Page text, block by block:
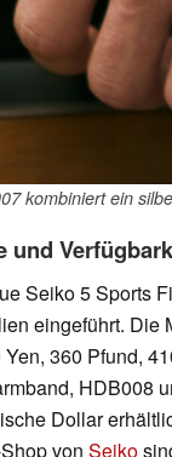
kombiniert ein
und
Seiko 5 Sports
eingeführt. Die
360 Pfund,
HDB008
Dollar
von Seiko